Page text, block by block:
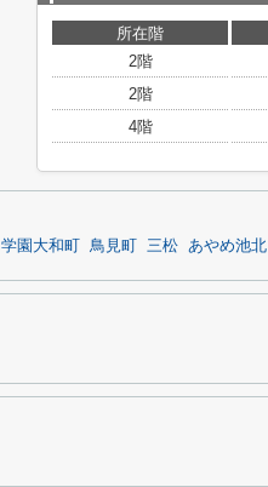
所在階
2階
2階
4階
学園大和町 鳥見町 三松 あやめ池北